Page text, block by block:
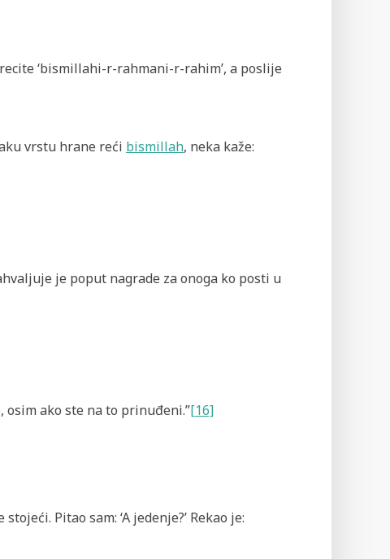
‘bismillahi-r-rahmani-r-rahim’, a poslije
vrstu hrane reći bismillah, neka kaže:
je poput nagrade za onoga ko posti u
osim ako ste na to prinuđeni.”[16]
Pitao sam: ‘A jedenje?’ Rekao je: